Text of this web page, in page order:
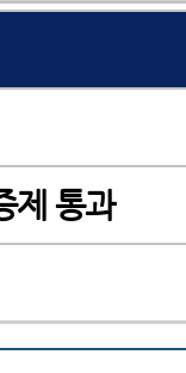
제 통과